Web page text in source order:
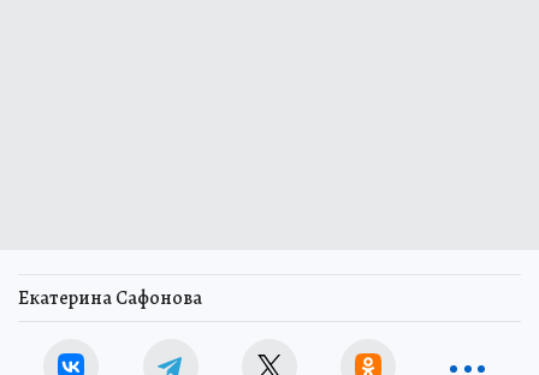
Екатерина Сафонова